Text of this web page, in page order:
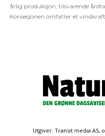
årlig produksjon, tilsvarende
Konsesjonen omfatter et
Utgiver: Transit media AS,